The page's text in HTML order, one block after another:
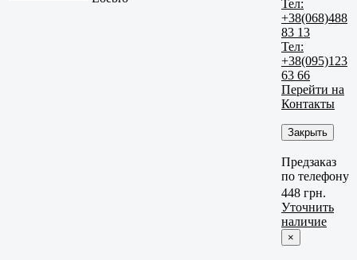
Тел:
+38(068)488
83 13
Тел:
+38(095)123
63 66
Перейти на
Контакты
Закрыть
Предзаказ
по телефону
448 грн.
Уточнить
наличие
×